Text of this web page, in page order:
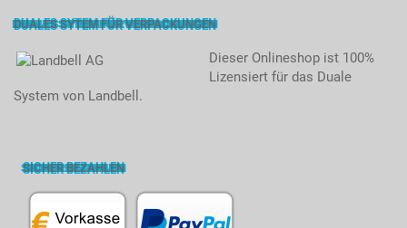
DUALES SYTEM FÜR VERPACKUNGEN
Dieser Onlineshop ist 100%
Lizensiert für das Duale
System von Landbell.
SICHER BEZAHLEN